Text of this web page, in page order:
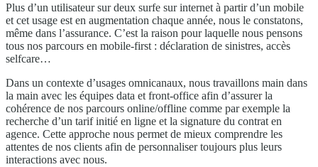
Plus d’un utilisateur sur deux surfe sur internet à partir d’un mobile
et cet usage est en augmentation chaque année, nous le constatons,
même dans l’assurance. C’est la raison pour laquelle nous pensons
tous nos parcours en mobile-first : déclaration de sinistres, accès
selfcare…
Dans un contexte d’usages omnicanaux, nous travaillons main dans
la main avec les équipes data et front-office afin d’assurer la
cohérence de nos parcours online/offline comme par exemple la
recherche d’un tarif initié en ligne et la signature du contrat en
agence. Cette approche nous permet de mieux comprendre les
attentes de nos clients afin de personnaliser toujours plus leurs
interactions avec nous.